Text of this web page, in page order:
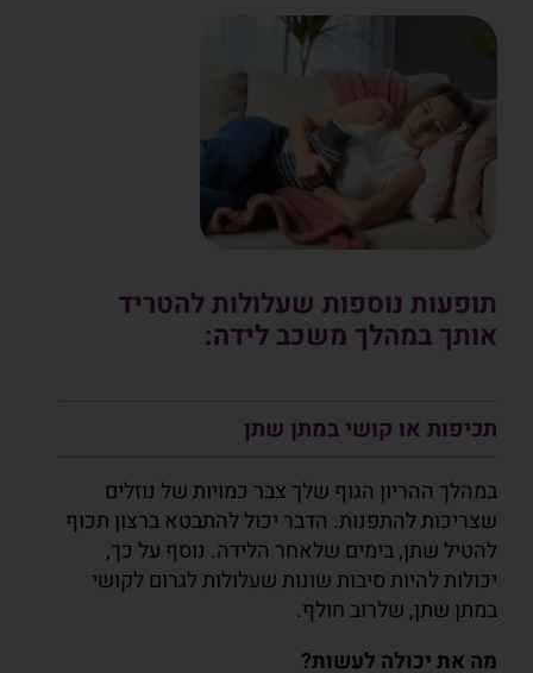
תופעות נוספות שעלולות להטריד
אותך במהלך משכב לידה:
תכיפות או קושי במתן שתן
במהלך ההריון הגוף שלך צבר כמויות של נוזלים
שצריכות להתפנות. הדבר יכול להתבטא ברצון תכוף
להטיל שתן, בימים שלאחר הלידה. נוסף על כך,
יכולות להיות סיבות שונות שעלולות לגרום לקושי
במתן שתן, שלרוב חולף.
מה את יכולה לעשות?